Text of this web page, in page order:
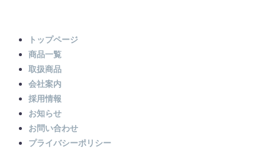
トップページ
商品一覧
取扱商品
会社案内
採用情報
お知らせ
お問い合わせ
プライバシーポリシー